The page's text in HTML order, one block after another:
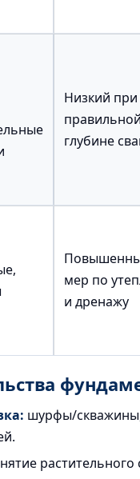
Низкий при
глубине
мер по
и дренажу
шурфы/